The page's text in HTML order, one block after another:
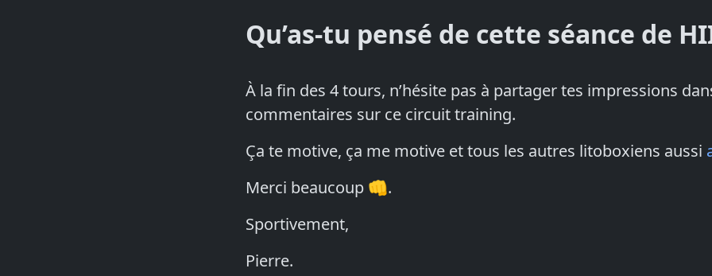
Qu’as-tu pensé de cette séance de
À la fin des 4 tours, n’hésite pas à partager tes impressions
commentaires sur ce circuit training.
Ça te motive, ça me motive et tous les autres litoboxiens aussi
Merci beaucoup 👊.
Sportivement,
Pierre.